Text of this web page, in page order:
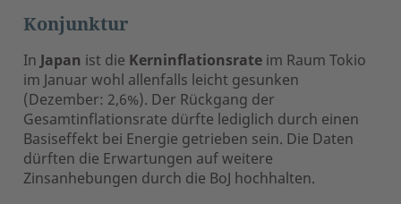
Konjunktur
In Japan ist die Kerninflationsrate im Raum Tokio
im Januar wohl allenfalls leicht gesunken
(Dezember: 2,6%). Der Rückgang der
Gesamtinflationsrate dürfte lediglich durch einen
Basiseffekt bei Energie getrieben sein. Die Daten
dürften die Erwartungen auf weitere
Zinsanhebungen durch die BoJ hochhalten.